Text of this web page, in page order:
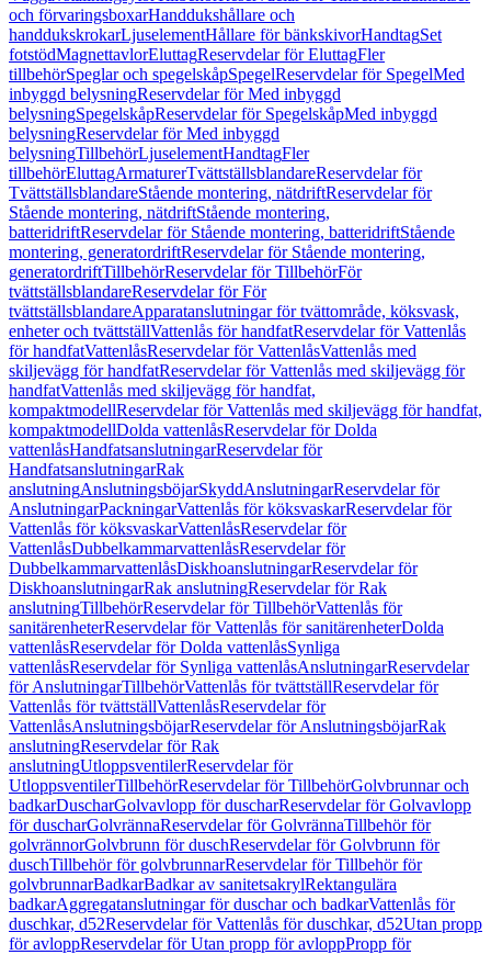
och förvaringsboxarHanddukshållare och
handdukskrokarLjuselementHållare för bänkskivorHandtagSet
fotstödMagnettavlorEluttagReservdelar för EluttagFler
tillbehörSpeglar och spegelskåpSpegelReservdelar för SpegelMed
inbyggd belysningReservdelar för Med inbyggd
belysningSpegelskåpReservdelar för SpegelskåpMed inbyggd
belysningReservdelar för Med inbyggd
belysningTillbehörLjuselementHandtagFler
tillbehörEluttagArmaturerTvättställsblandareReservdelar för
TvättställsblandareStående montering, nätdriftReservdelar för
Stående montering, nätdriftStående montering,
batteridriftReservdelar för Stående montering, batteridriftStående
montering, generatordriftReservdelar för Stående montering,
generatordriftTillbehörReservdelar för TillbehörFör
tvättställsblandareReservdelar för För
tvättställsblandareApparatanslutningar för tvättområde, köksvask,
enheter och tvättställVattenlås för handfatReservdelar för Vattenlås
för handfatVattenlåsReservdelar för VattenlåsVattenlås med
skiljevägg för handfatReservdelar för Vattenlås med skiljevägg för
handfatVattenlås med skiljevägg för handfat,
kompaktmodellReservdelar för Vattenlås med skiljevägg för handfat,
kompaktmodellDolda vattenlåsReservdelar för Dolda
vattenlåsHandfatsanslutningarReservdelar för
HandfatsanslutningarRak
anslutningAnslutningsböjarSkyddAnslutningarReservdelar för
AnslutningarPackningarVattenlås för köksvaskarReservdelar för
Vattenlås för köksvaskarVattenlåsReservdelar för
VattenlåsDubbelkammarvattenlåsReservdelar för
DubbelkammarvattenlåsDiskhoanslutningarReservdelar för
DiskhoanslutningarRak anslutningReservdelar för Rak
anslutningTillbehörReservdelar för TillbehörVattenlås för
sanitärenheterReservdelar för Vattenlås för sanitärenheterDolda
vattenlåsReservdelar för Dolda vattenlåsSynliga
vattenlåsReservdelar för Synliga vattenlåsAnslutningarReservdelar
för AnslutningarTillbehörVattenlås för tvättställReservdelar för
Vattenlås för tvättställVattenlåsReservdelar för
VattenlåsAnslutningsböjarReservdelar för AnslutningsböjarRak
anslutningReservdelar för Rak
anslutningUtloppsventilerReservdelar för
UtloppsventilerTillbehörReservdelar för TillbehörGolvbrunnar och
badkarDuscharGolvavlopp för duscharReservdelar för Golvavlopp
för duscharGolvrännaReservdelar för GolvrännaTillbehör för
golvrännorGolvbrunn för duschReservdelar för Golvbrunn för
duschTillbehör för golvbrunnarReservdelar för Tillbehör för
golvbrunnarBadkarBadkar av sanitetsakrylRektangulära
badkarAggregatanslutningar för duschar och badkarVattenlås för
duschkar, d52Reservdelar för Vattenlås för duschkar, d52Utan propp
för avloppReservdelar för Utan propp för avloppPropp för